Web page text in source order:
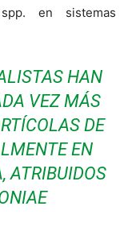
en sistemas
HAN
VEZ MÁS
DE
EN
ATRIBUIDOS